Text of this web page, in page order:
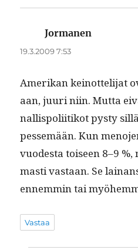
Jormanen
19.3.2009 7:53
Amerikan keinot­teli­jat
aan, juuri niin. Mut­ta
nal­lispoli­itikot pysty
pessemään. Kun
vuodes­ta toiseen 8–9
masti vas­taan. Se
ennem­min tai
Vastaa